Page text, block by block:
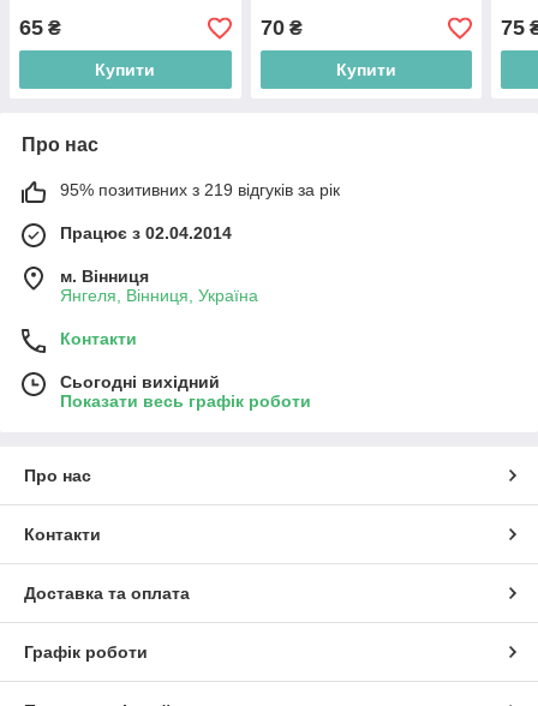
65 ₴
Купити
70₴
Купити
75
Про нас
95% позитивних з 219 відгуків за рік
Працює з 02.04.2014
м. Вінниця
Янгеля, Вінниця, Україна
Контакти
Сьогодні вихідний
Показати весь графік роботи
Про нас
Контакти
Доставка та оплата
Графік роботи